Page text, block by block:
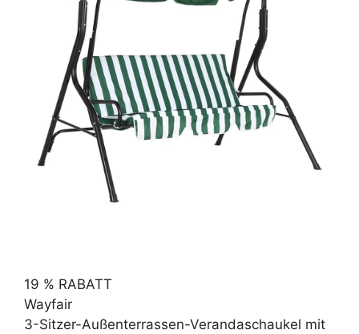
19 % RABATT
Wayfair
3-Sitzer-Außenterrassen-Verandaschaukel mit